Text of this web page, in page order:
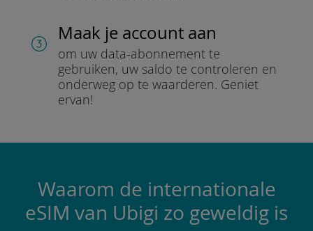
Maak je account aan
om uw data-abonnement te
gebruiken, uw saldo te controleren en
onderweg op te waarderen. Geniet
ervan!
Waarom de internationale
eSIM van Ubigi zo geweldig is